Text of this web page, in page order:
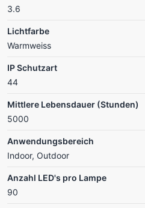
3.6
Lichtfarbe
Warmweiss
IP Schutzart
44
Mittlere Lebensdauer (Stunden)
5000
Anwendungsbereich
Indoor, Outdoor
Anzahl LED's pro Lampe
90